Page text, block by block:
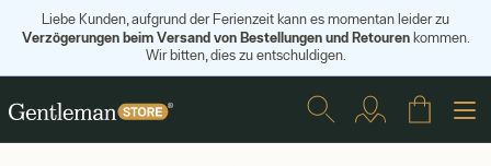
Liebe Kunden, aufgrund der Ferienzeit kann es momentan leider zu
Verzögerungen beim Versand von Bestellungen und Retourenkommen.
Wir bitten, dies zu entschuldigen.